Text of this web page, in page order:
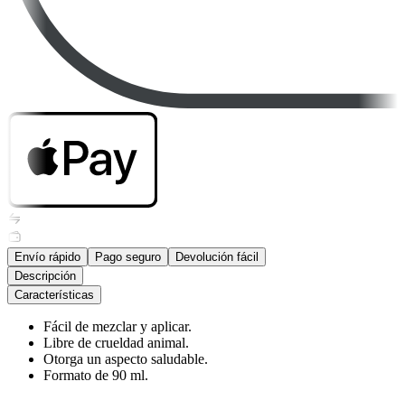
Envío rápido Pago seguro
Devolución fácil
Descripción
Características
Fácil de mezclar y aplicar.
Libre de crueldad animal.
Otorga un aspecto saludable.
Formato de 90 ml.